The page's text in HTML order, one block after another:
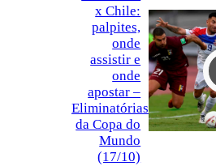
x Chile:
palpites,
onde
assistir e
onde
apostar –
Eliminatórias
da Copa do
Mundo
(17/10)